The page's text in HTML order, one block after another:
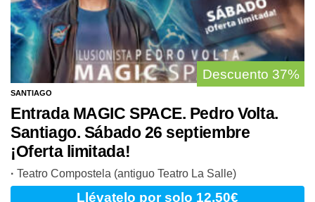
Descuento 37%
SANTIAGO
Entrada MAGIC SPACE. Pedro Volta.
Santiago. Sábado 26 septiembre
¡Oferta limitada!
· Teatro Compostela (antiguo Teatro La Salle)
Llévatelo por solo 12,50€